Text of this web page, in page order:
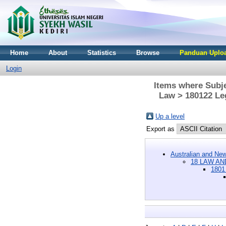
Home About Statistics Browse Panduan
Login
Items where
Law > 180122
Up a level
Export as
Australian and
18 LAW